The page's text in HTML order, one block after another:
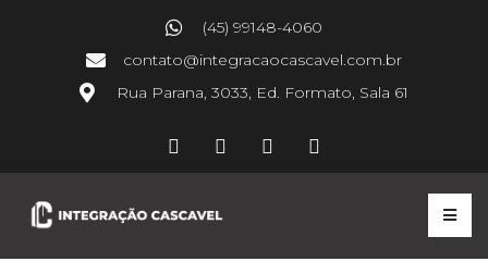
(45) 99148-4060
contato@integracaocascavel.com.br
Rua Parana, 3033, Ed. Formato, Sala 61